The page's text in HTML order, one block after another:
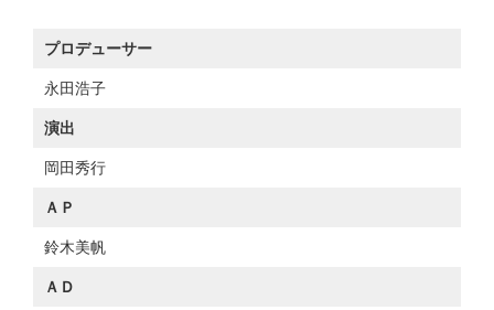
プロデューサー
永田浩子
演出
岡田秀行
ＡＰ
鈴木美帆
ＡＤ